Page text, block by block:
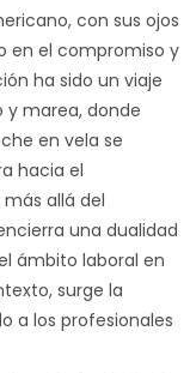
con sus ojos
en el compromiso y
ha sido un viaje
y marea, donde
en vela se
hacia el
allá del
una dualidad
ámbito laboral en
surge la
a los profesionales